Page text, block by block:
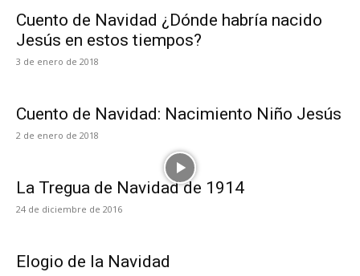
Cuento de Navidad ¿Dónde habría nacido
Jesús en estos tiempos?
3 de enero de 2018
Cuento de Navidad: Nacimiento Niño Jesús
2 de enero de 2018
La Tregua de Navidad de 1914
24 de diciembre de 2016
Elogio de la Navidad